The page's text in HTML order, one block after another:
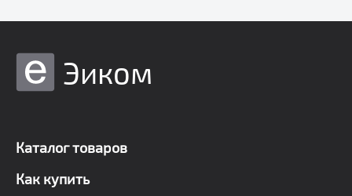
Эиком
Каталог товаров
Как купить